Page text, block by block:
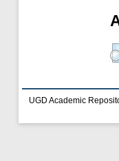
UGD Academic